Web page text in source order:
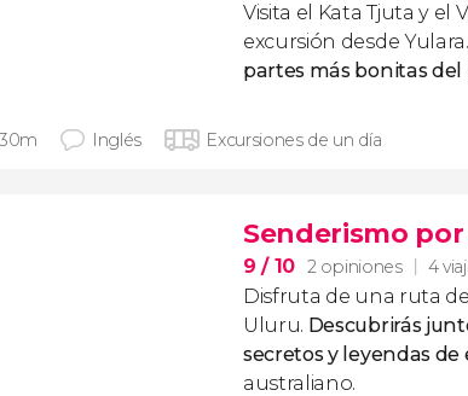
Visita el Kata Tjuta y el
excursión desde
partes más bonitas
Inglés Excursiones de un día
Senderismo
9/ 10 2 opiniones 4
Disfruta de una ruta
Uluru. Descubrirás
secretos y leyendas
australiano.